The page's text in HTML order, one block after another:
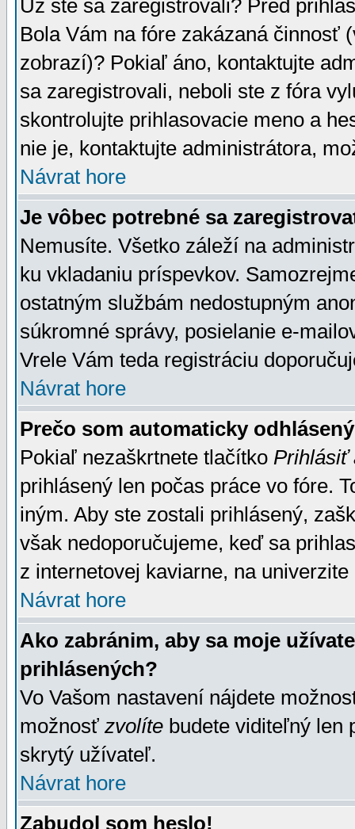
Už ste sa zaregistrovali? Pred
Bola Vám na fóre zakázaná činnosť
zobrazí)? Pokiaľ áno, kontaktujte
sa zaregistrovali, neboli ste z fóra
skontrolujte prihlasovacie meno a
nie je, kontaktujte administrátora,
Návrat hore
Je vôbec potrebné sa
Nemusíte. Všetko záleží na
ku vkladaniu príspevkov.
ostatným službám nedostupným
súkromné správy, posielanie e-
Vrele Vám teda registráciu
Návrat hore
Prečo som automaticky
Pokiaľ nezaškrtnete tlačítko Prihlásiť
prihlásený len počas práce vo fóre.
iným. Aby ste zostali prihlásený,
však nedoporučujeme, keď sa
z internetovej kaviarne, na univerzite
Návrat hore
Ako zabránim, aby sa moje
prihlásených?
Vo Vašom nastavení nájdete
možnosť zvolíte budete viditeľný len
skrytý užívateľ.
Návrat hore
Zabudol som heslo!